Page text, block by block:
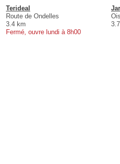
Terideal
Route de Ondelles
3.4 km
Fermé, ouvre lundi à 8h00